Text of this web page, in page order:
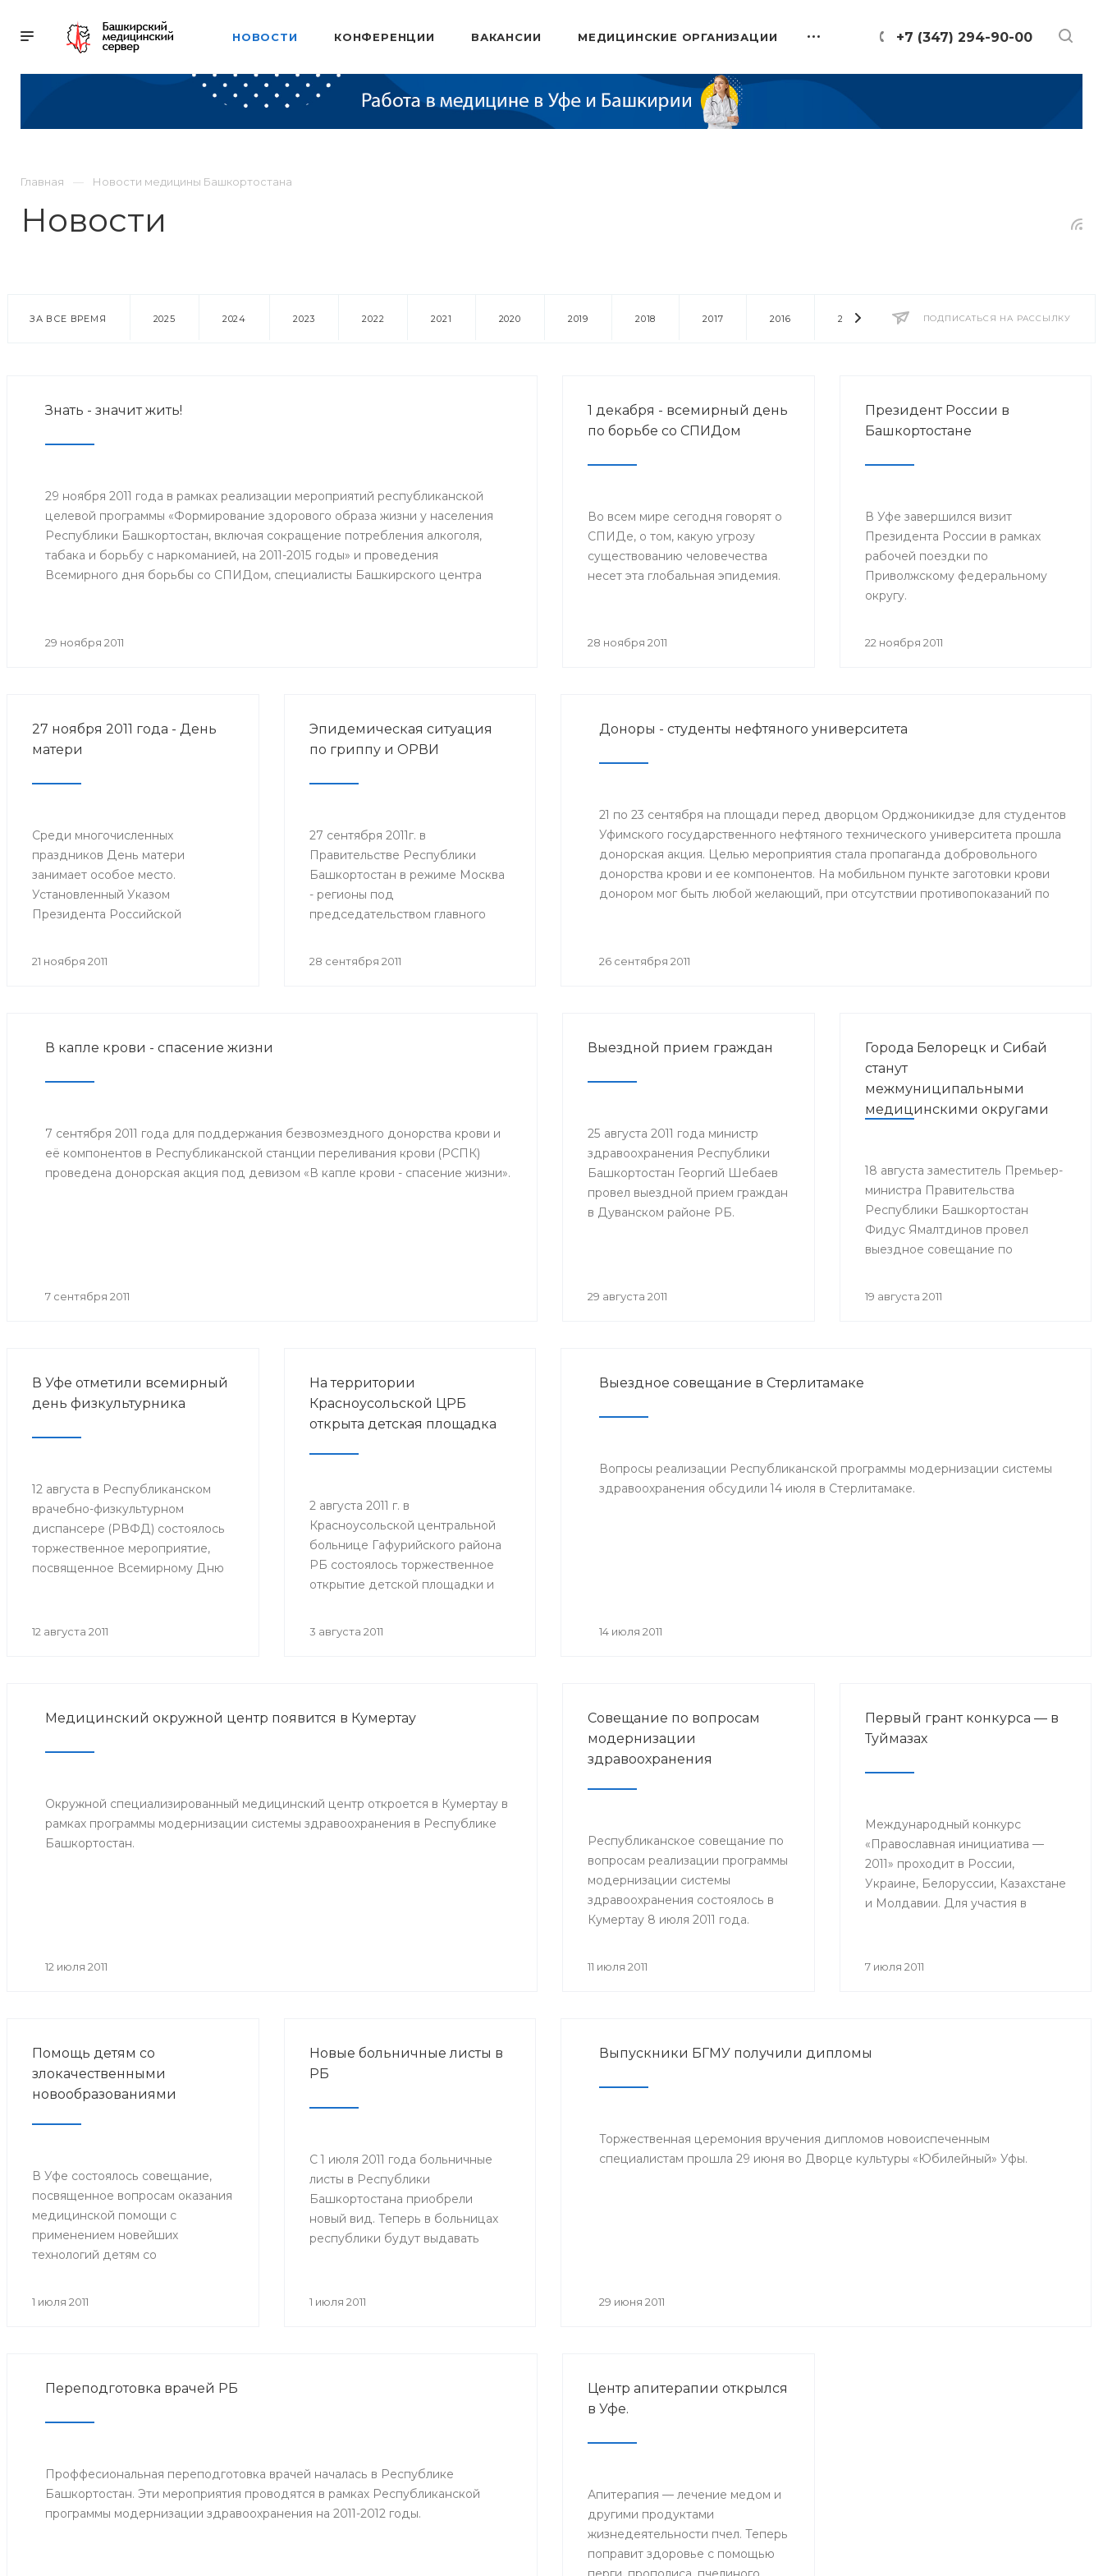
+7 (347) 294-90-00
НОВОСТИ КОНФЕРЕНЦИИ ВАКАНСИИ МЕДИЦИНСКИЕ ОРГАНИЗАЦИИ
Главная Новости медицины Башкортостана
Новости
ПОДПИСАТЬСЯ НА РАССЫЛКУ
ЗА ВСЕ ВРЕМЯ 2025 2024 2023 2022 2021 2020 2019 2018 2017 2016 2014 2013 2012 2011
Знать - значит жить!
29 ноября 2011 года в рамках реализации мероприятий республиканской
целевой программы «Формирование здорового образа жизни у населения
Республики Башкортостан, включая сокращение потребления алкоголя,
табака и борьбу с наркоманией, на 2011-2015 годы» и проведения
Всемирного дня борьбы со СПИДом, специалисты Башкирского центра
29 ноября 2011
1 декабря - всемирный день
по борьбе со СПИДом
Во всем мире сегодня говорят о
СПИДе, о том, какую угрозу
существованию человечества
несет эта глобальная эпидемия.
28 ноября 2011
Президент России в
Башкортостане
В Уфе завершился визит
Президента России в рамках
рабочей поездки по
Приволжскому федеральному
округу.
22 ноября 2011
27 ноября 2011 года - День
матери
Среди многочисленных
праздников День матери
занимает особое место.
Установленный Указом
Президента Российской
1998 года, он празднуется в
21 ноября 2011
Эпидемическая ситуация
по гриппу и ОРВИ
27 сентября 2011г. в
Правительстве Республики
Башкортостан в режиме Москва
- регионы под
председательством главного
Федерации, руководителя
человека с повесткой: «Об
эпидемиологической ситуации
по гриппу и ОРВИ и начале
28 сентября 2011
Доноры - студенты нефтяного университета
21 по 23 сентября на площади перед дворцом Орджоникидзе для студентов
Уфимского государственного нефтяного технического университета прошла
донорская акция. Целью мероприятия стала пропаганда добровольного
донорства крови и ее компонентов. На мобильном пункте заготовки крови
донором мог быть любой желающий, при отсутствии противопоказаний по
26 сентября 2011
В капле крови - спасение жизни
7 сентября 2011 года для поддержания безвозмездного донорства крови и
её компонентов в Республиканской станции переливания крови (РСПК)
проведена донорская акция под девизом «В капле крови - спасение жизни».
7 сентября 2011
Выездной прием граждан
25 августа 2011 года министр
здравоохранения Республики
Башкортостан Георгий Шебаев
провел выездной прием граждан
в Дуванском районе РБ.
29 августа 2011
Города Белорецк и Сибай
станут
межмуниципальными
медицинскими округами
18 августа заместитель Премьер-
министра Правительства
Республики Башкортостан
Фидус Ямалтдинов провел
выездное совещание по
19 августа 2011
В Уфе отметили всемирный
день физкультурника
12 августа в Республиканском
врачебно-физкультурном
диспансере (РВФД) состоялось
торжественное мероприятие,
посвященное Всемирному Дню
Министерства здравоохранения
известные спортсмены
12 августа 2011
На территории
Красноусольской ЦРБ
открыта детская площадка
2 августа 2011 г. в
Красноусольской центральной
больнице Гафурийского района
РБ состоялось торжественное
открытие детской площадки и
3 августа 2011
Выездное совещание в Стерлитамаке
Вопросы реализации Республиканской программы модернизации системы
здравоохранения обсудили 14 июля в Стерлитамаке.
14 июля 2011
Медицинский окружной центр появится в Кумертау
Окружной специализированный медицинский центр откроется в Кумертау в
рамках программы модернизации системы здравоохранения в Республике
Башкортостан.
12 июля 2011
Совещание по вопросам
модернизации
здравоохранения
Республиканское совещание по
вопросам реализации программы
модернизации системы
здравоохранения состоялось в
Кумертау 8 июля 2011 года.
Мелеузовского, Зианчуринского,
11 июля 2011
Первый грант конкурса — в
Туймазах
Международный конкурс
«Православная инициатива —
2011» проходит в России,
Украине, Белоруссии, Казахстане
и Молдавии. Для участия в
программ, с помощью которых
7 июля 2011
Помощь детям со
злокачественными
новообразованиями
В Уфе состоялось совещание,
посвященное вопросам оказания
медицинской помощи с
применением новейших
технологий детям со
Министерства здравоохранения
1 июля 2011
Новые больничные листы в
РБ
С 1 июля 2011 года больничные
листы в Республики
Башкортостана приобрели
новый вид. Теперь в больницах
республики будут выдавать
прежних: размер — бланки
страховой стаж и средний
заработок.
1 июля 2011
Выпускники БГМУ получили дипломы
Торжественная церемония вручения дипломов новоиспеченным
специалистам прошла 29 июня во Дворце культуры «Юбилейный» Уфы.
29 июня 2011
Переподготовка врачей РБ
Проффесиональная переподготовка врачей началась в Республике
Башкортостан. Эти мероприятия проводятся в рамках Республиканской
программы модернизации здравоохранения на 2011-2012 годы.
Центр апитерапии открылся
в Уфе.
Апитерапия — лечение медом и
другими продуктами
жизнедеятельности пчел. Теперь
поправит здоровье с помощью